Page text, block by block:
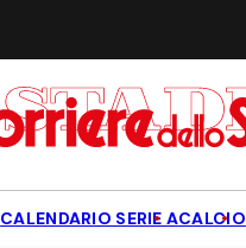
CALENDARIO SERIE ACALCIO